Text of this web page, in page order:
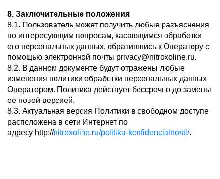
8. Заключительные положения
8.1. Пользователь может получить любые разъяснения
по интересующим вопросам, касающимся обработки
его персональных данных, обратившись к Оператору с
помощью электронной почты privacy@nitroxoline.ru.
8.2. В данном документе будут отражены любые
изменения политики обработки персональных данных
Оператором. Политика действует бессрочно до замены
ее новой версией.
8.3. Актуальная версия Политики в свободном доступе
расположена в сети Интернет по
адресу http://nitroxoline.ru/politika-konfidencialnosti/.